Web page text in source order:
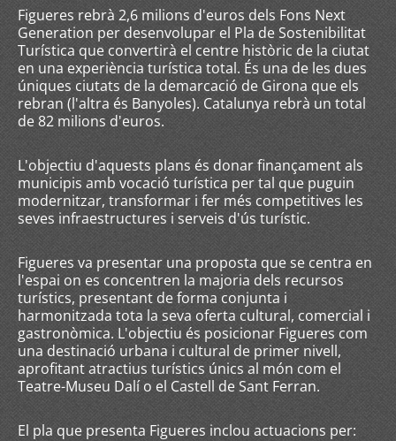
Figueres rebrà 2,6 milions d'euros dels Fons Next
Generation per desenvolupar el Pla de Sostenibilitat
Turística que convertirà el centre històric de la ciutat
en una experiència turística total. És una de les dues
úniques ciutats de la demarcació de Girona que els
rebran (l'altra és Banyoles). Catalunya rebrà un total
de 82 milions d'euros.
L'objectiu d'aquests plans és donar finançament als
municipis amb vocació turística per tal que puguin
modernitzar, transformar i fer més competitives les
seves infraestructures i serveis d'ús turístic.
Figueres va presentar una proposta que se centra en
l'espai on es concentren la majoria dels recursos
turístics, presentant de forma conjunta i
harmonitzada tota la seva oferta cultural, comercial i
gastronòmica. L'objectiu és posicionar Figueres com
una destinació urbana i cultural de primer nivell,
aprofitant atractius turístics únics al món com el
Teatre-Museu Dalí o el Castell de Sant Ferran.
El pla que presenta Figueres inclou actuacions per: